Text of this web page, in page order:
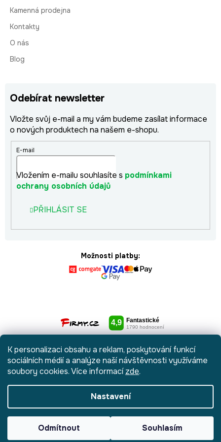
K personalizaci obsahu a reklam, poskytování funkcí
sociálních médií a analýze naší návštěvnosti využíváme
soubory cookies. Více informacízde.
Nastavení
Odmítnout Souhlasím
Kamenná prodejna
Kontakty
O nás
Blog
Odebírat newsletter
Vložte svůj e-mail a my vám budeme zasílat informace
o nových produktech na našem e-shopu.
E-mail
Vložením e-mailu souhlasíte s podmínkami
ochrany osobních údajů
PŘIHLÁSIT SE
Možnosti platby:
Vytvořil Shoptet
Anque Media